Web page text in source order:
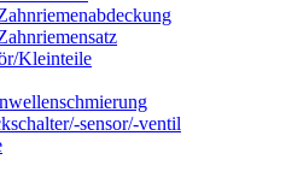
Kleinteile
sensor/-ventil